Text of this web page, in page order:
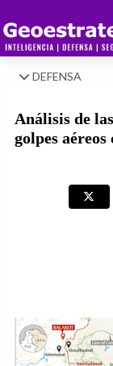
DEFENSA
Análisis de
golpes